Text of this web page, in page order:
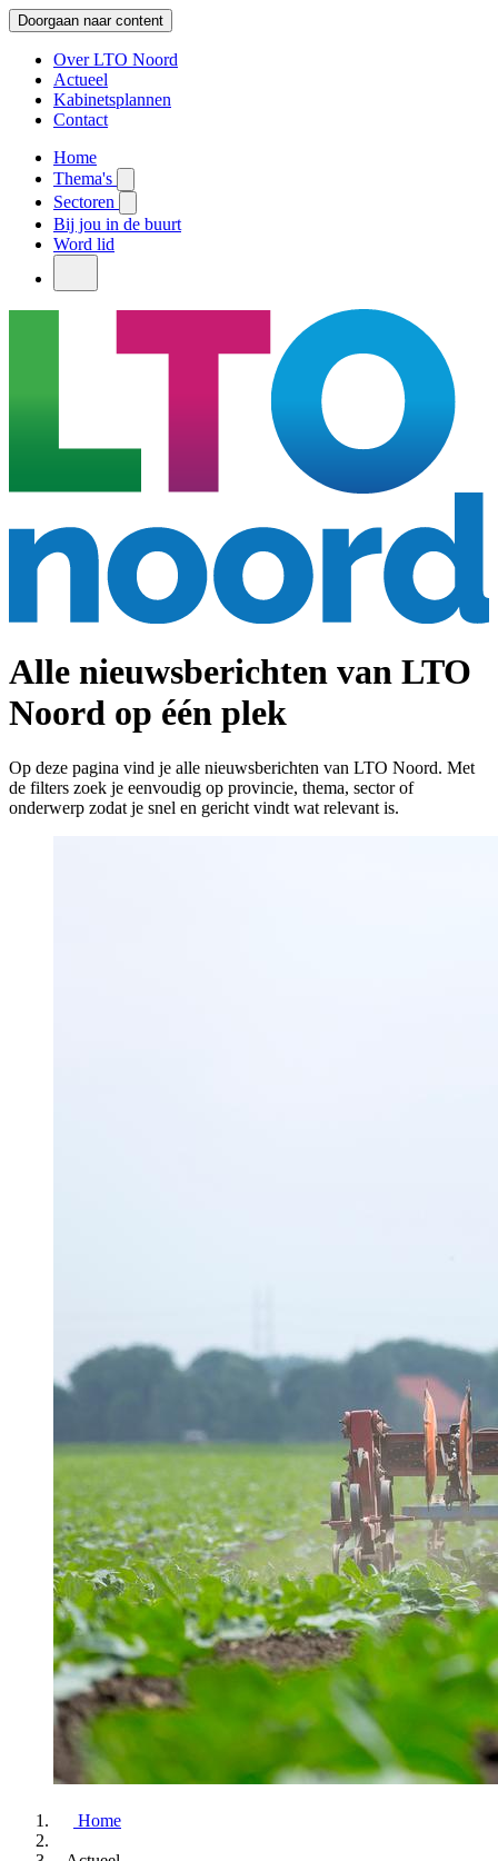
Doorgaan naar content
Over LTO Noord
Actueel
Kabinetsplannen
Contact
Home
Thema's
Sectoren
Bij jou in de buurt
Word lid
Alle nieuwsberichten van LTO
Noord op één plek
Op deze pagina vind je alle nieuwsberichten van LTO Noord. Met
de filters zoek je eenvoudig op provincie, thema, sector of
onderwerp zodat je snel en gericht vindt wat relevant is.
Home